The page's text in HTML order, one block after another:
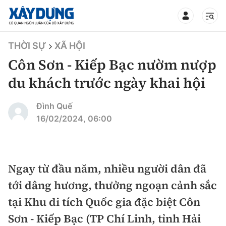
TIN BỘ XÂY DỰNG
CHUYÊN MỤC
Thời sự
Chính trị
Xã hội
Xây dựng
Chỉ đạo điều hành
Giao thông
THỜI SỰ XÃ HỘI
Côn Sơn - Kiếp Bạc nườm nượp
du khách trước ngày khai hội
Đình Quế
16/02/2024, 06:00
Ngay từ đầu năm, nhiều người dân đã
tới dâng hương, thưởng ngoạn cảnh sắc
tại Khu di tích Quốc gia đặc biệt Côn
Sơn - Kiếp Bạc (TP Chí Linh, tỉnh Hải